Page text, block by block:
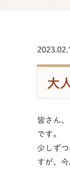
大
皆さん
です。
少しず
すが、